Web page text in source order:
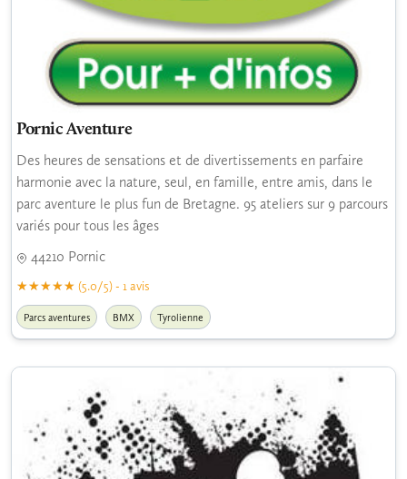
Pornic Aventure
Des heures de sensations et de divertissements en parfaire
harmonie avec la nature, seul, en famille, entre amis, dans le
parc aventure le plus fun de Bretagne. 95 ateliers sur 9 parcours
variés pour tous les âges
44210 Pornic
(5.0/5) - 1 avis
Parcs aventures BMX Tyrolienne